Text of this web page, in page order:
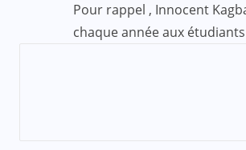
Pour rappel , Innocent
chaque année aux